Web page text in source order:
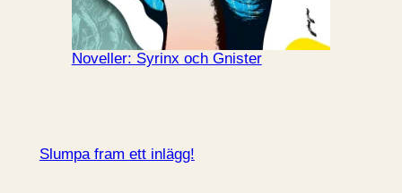
Noveller: Syrinx och Gnister
Slumpa fram ett inlägg!